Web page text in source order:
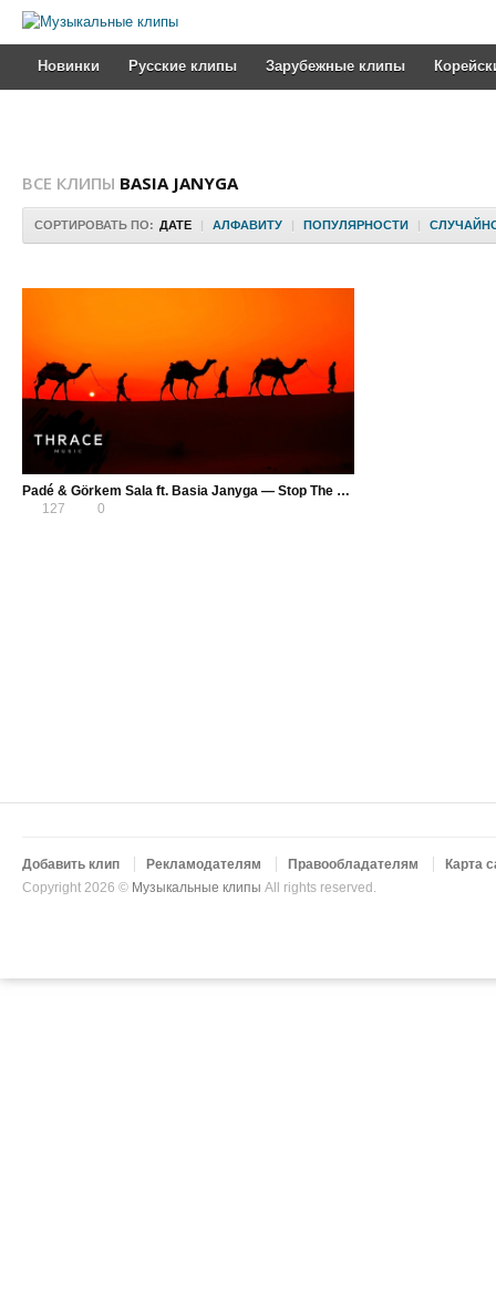
Новинки Русские клипы Зарубежные клипы
ВСЕ КЛИПЫ BASIA JANYGA
СОРТИРОВАТЬ ПО: ДАТЕ | АЛФАВИТУ | ПОПУЛЯРНОСТИ |
Padé & Görkem Sala ft. Basia Janyga — Stop The Time
127
0
Добавить клип Рекламодателям Правообладателям
Карта
Copyright 2026 © Музыкальные клипы All rights reserved.